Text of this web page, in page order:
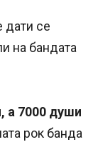
дати се
на бандата
а 7000 души
рок банда